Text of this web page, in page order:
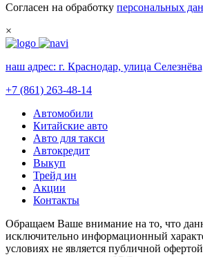
Согласен на обработку персональных
×
наш адрес: г. Краснодар, улица
+7 (861) 263-48-14
Автомобили
Китайские авто
Авто для такси
Автокредит
Выкуп
Трейд ин
Акции
Контакты
Обращаем Ваше внимание на то, что
исключительно информационный
условиях не является публичной